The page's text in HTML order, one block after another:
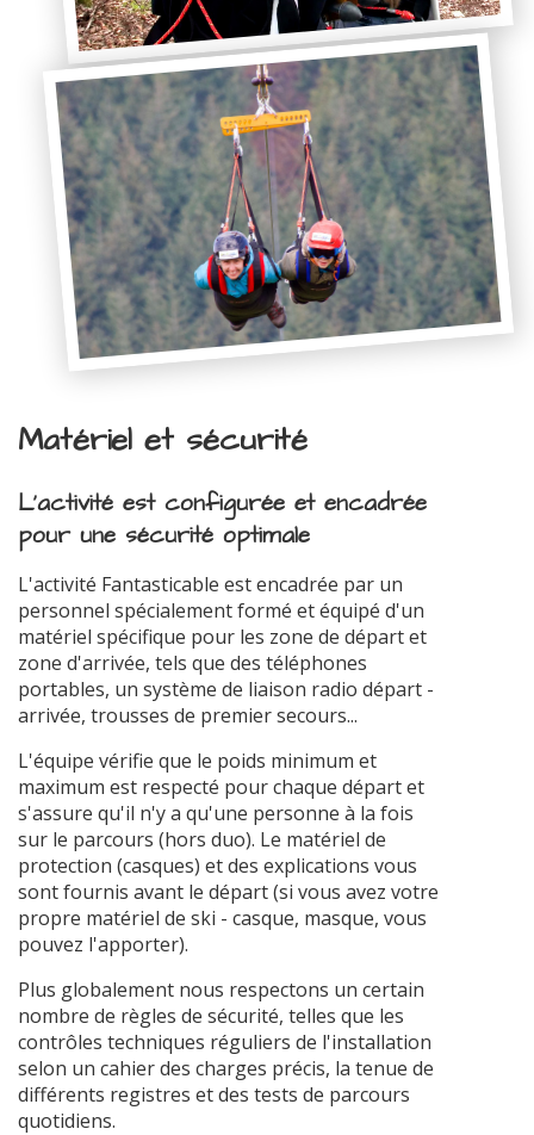
Matériel et sécurité
L'activité est configurée et encadrée
pour une sécurité optimale
L'activité Fantasticable est encadrée par un
personnel spécialement formé et équipé d'un
matériel spécifique pour les zone de départ et
zone d'arrivée, tels que des téléphones
portables, un système de liaison radio départ -
arrivée, trousses de premier secours...
L'équipe vérifie que le poids minimum et
maximum est respecté pour chaque départ et
s'assure qu'il n'y a qu'une personne à la fois
sur le parcours (hors duo). Le matériel de
protection (casques) et des explications vous
sont fournis avant le départ (si vous avez votre
propre matériel de ski - casque, masque, vous
pouvez l'apporter).
Plus globalement nous respectons un certain
nombre de règles de sécurité, telles que les
contrôles techniques réguliers de l'installation
selon un cahier des charges précis, la tenue de
différents registres et des tests de parcours
quotidiens.